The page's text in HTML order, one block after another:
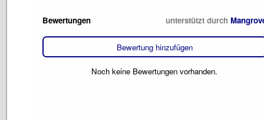
Bewertungen unterstützt durch
Bewertung hinzufügen
Noch keine Bewertungen vorhanden.